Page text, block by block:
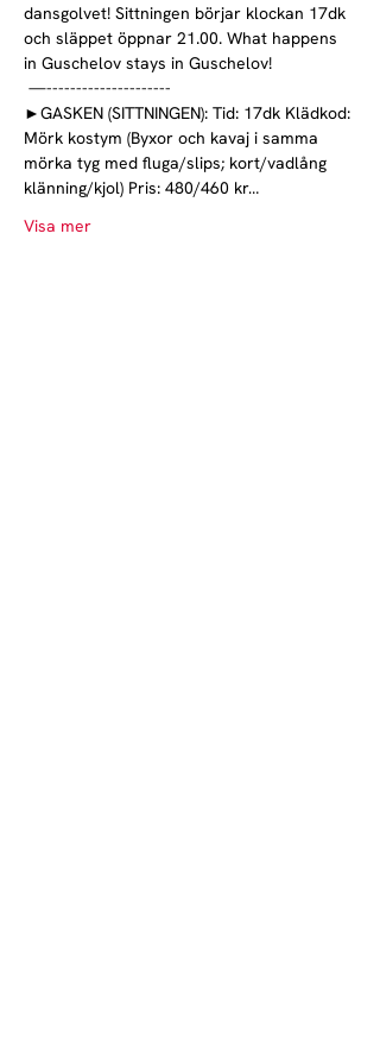
dansgolvet! Sittningen börjar klockan 17dk
och släppet öppnar 21.00. What happens
in Guschelov stays in Guschelov!
—---------------------
►GASKEN (SITTNINGEN): Tid: 17dk Klädkod:
Mörk kostym (Byxor och kavaj i samma
mörka tyg med fluga/slips; kort/vadlång
klänning/kjol) Pris: 480/460 kr…
Visa mer